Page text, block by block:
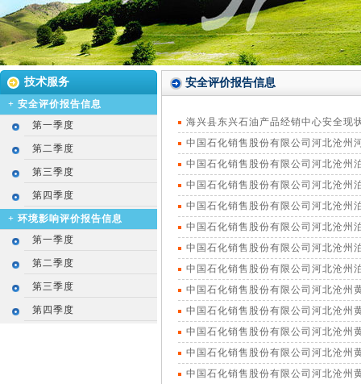
技术服务
+ 安全评价报告信息
第一季度
第二季度
第三季度
第四季度
+ 环境影响评价报告信息
第一季度
第二季度
第三季度
第四季度
安全评价报告信息
海兴县东兴石油产品经销中心安全现
中国石化销售股份有限公司河北沧州
中国石化销售股份有限公司河北沧州
中国石化销售股份有限公司河北沧州
中国石化销售股份有限公司河北沧州
中国石化销售股份有限公司河北沧州
中国石化销售股份有限公司河北沧州
中国石化销售股份有限公司河北沧州
中国石化销售股份有限公司河北沧州
中国石化销售股份有限公司河北沧州
中国石化销售股份有限公司河北沧州
中国石化销售股份有限公司河北沧州
中国石化销售股份有限公司河北沧州